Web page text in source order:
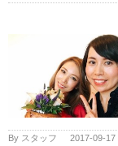
By スタッフ 2017-09-17